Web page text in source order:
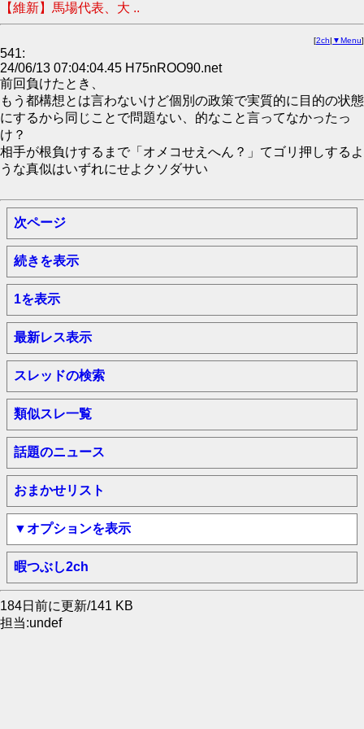
【維新】馬場代表、大 ..
[2ch| ▼Menu]
541:
24/06/13 07:04:04.45 H75nROO90.net
前回負けたとき、
もう都構想とは言わないけど個別の政策で実質的に目的の状態
にするから同じことで問題ない、的なこと言ってなかったっ
け？
相手が根負けするまで「オメコせえへん？」てゴリ押しするよ
うな真似はいずれにせよクソダサい
次ページ
続きを表示
1を表示
最新レス表示
スレッドの検索
類似スレ一覧
話題のニュース
おまかせリスト
▼オプションを表示
暇つぶし2ch
184日前に更新/141 KB
担当:undef